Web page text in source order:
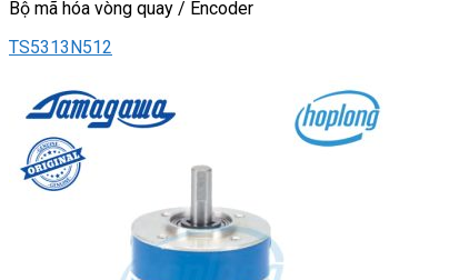
Bộ mã hóa vòng quay / Encoder
TS5313N512